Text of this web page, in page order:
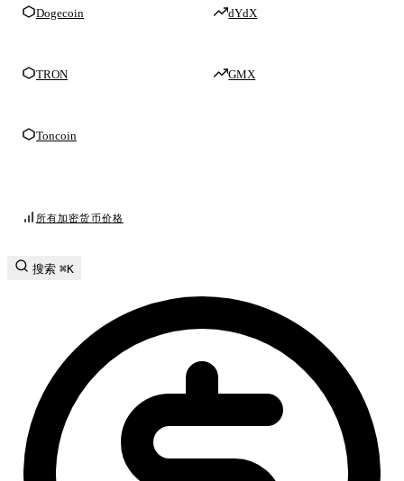
Dogecoin
TRON
Toncoin
dYdX
GMX
所有加密货币价格
搜索 ⌘K